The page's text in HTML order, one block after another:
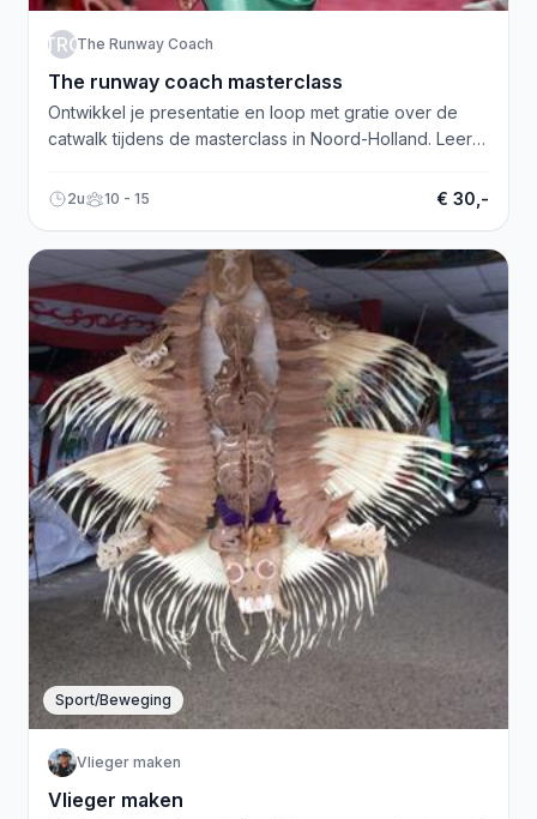
TRCThe Runway Coach
The runway coach masterclass
Ontwikkel je presentatie en loop met gratie over de
catwalk tijdens de masterclass in Noord-Holland. Leer
2u 10 - 15 € 30,-
Sport/Beweging
Vlieger maken
Vlieger maken